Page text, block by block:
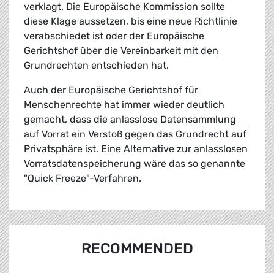
verklagt. Die Europäische Kommission sollte
diese Klage aussetzen, bis eine neue Richtlinie
verabschiedet ist oder der Europäische
Gerichtshof über die Vereinbarkeit mit den
Grundrechten entschieden hat.
Auch der Europäische Gerichtshof für
Menschenrechte hat immer wieder deutlich
gemacht, dass die anlasslose Datensammlung
auf Vorrat ein Verstoß gegen das Grundrecht auf
Privatsphäre ist. Eine Alternative zur anlasslosen
Vorratsdatenspeicherung wäre das so genannte
"Quick Freeze"-Verfahren.
RECOMMENDED